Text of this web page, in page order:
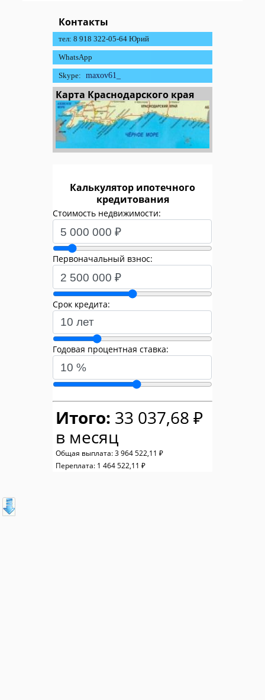
Контакты
тел: 8 918 322-05-64 Юрий
WhatsApp
Skype: maxov61_
Карта Краснодарского края
Калькулятор ипотечного
кредитования
Стоимость недвижимости:
Первоначальный взнос:
Срок кредита:
Годовая процентная ставка:
Итого: 33 037,68 ₽
в месяц
Общая выплата: 3 964 522,11 ₽
Переплата: 1 464 522,11 ₽